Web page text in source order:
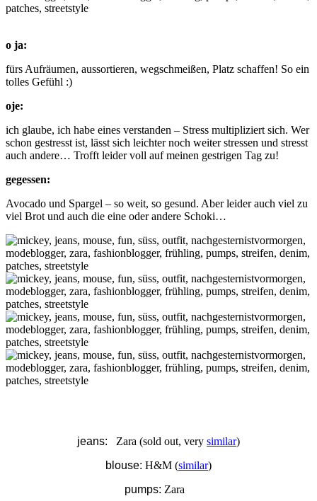
o ja:
fürs Aufräumen, aussortieren, wegschmeißen, Platz schaffen! So ein
tolles Gefühl :)
oje:
ich glaube, ich habe eines verstanden – Stress multipliziert sich. Wer
schon gestresst ist, lässt sich leichter noch weiter stressen und stresst
auch andere… Trofft leider voll auf meinen gestrigen Tag zu!
gegessen:
Avocado und Spargel – so weit, so gesund. Aber leider auch viel zu
viel Brot und auch die eine oder andere Schoki…
jeans: Zara (sold out, very similar)
blouse: H&M (similar)
pumps: Zara